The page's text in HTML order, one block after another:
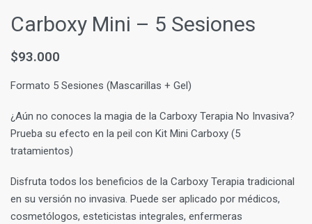
Carboxy Mini – 5 Sesiones
$93.000
Formato 5 Sesiones (Mascarillas + Gel)
¿Aún no conoces la magia de la Carboxy Terapia No Invasiva?
Prueba su efecto en la peil con Kit Mini Carboxy (5
tratamientos)
Disfruta todos los beneficios de la Carboxy Terapia tradicional
en su versión no invasiva. Puede ser aplicado por médicos,
cosmetólogos, esteticistas integrales, enfermeras